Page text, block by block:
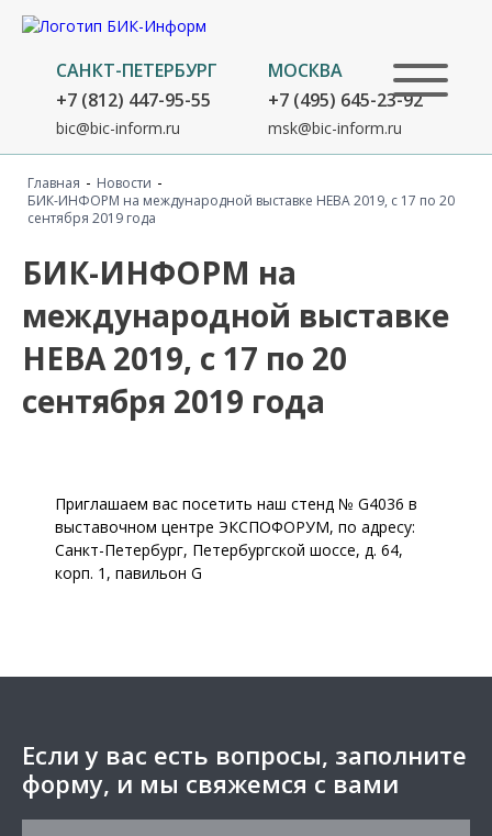
САНКТ-ПЕТЕРБУРГ
+7 (812) 447-95-55
bic@bic-inform.ru
МОСКВА
+7 (495) 645-23-92
msk@bic-inform.ru
Главная - Новости -
БИК-ИНФОРМ на международной выставке НЕВА 2019, с 17 по 20
сентября 2019 года
БИК-ИНФОРМ на
международной выставке
НЕВА 2019, с 17 по 20
сентября 2019 года
Приглашаем вас посетить наш стенд № G4036 в
выставочном центре ЭКСПОФОРУМ, по адресу:
Санкт-Петербург, Петербургской шоссе, д. 64,
корп. 1, павильон G
Если у вас есть вопросы, заполните
форму, и мы свяжемся с вами